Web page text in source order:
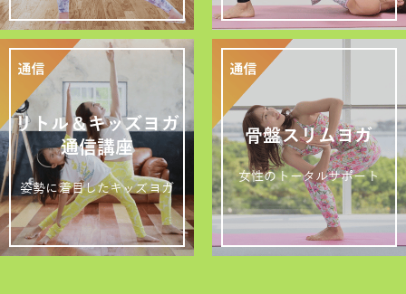
リトル＆キッズヨガ
通信講座
姿勢に着目したキッズヨガ
骨盤スリムヨガ
女性のトータルサポート